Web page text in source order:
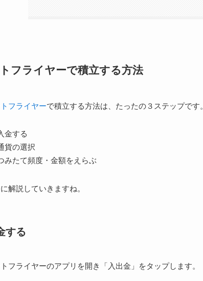
フライヤーで積立する方法
フライヤーで積立する方法は、たったの３ステップです。
金する
貨の選択
みたて頻度・金額をえらぶ
解説していきますね。
する
フライヤーのアプリを開き「入出金」をタップします。